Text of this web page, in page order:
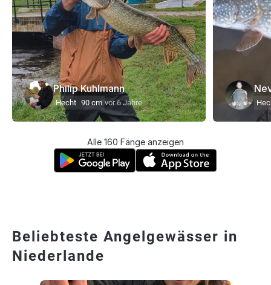
Philip Kuhlmann
Hecht 90 cm vor 6 Jahre
Alle 160 Fänge anzeigen
Beliebteste Angelgewässer in
Niederlande